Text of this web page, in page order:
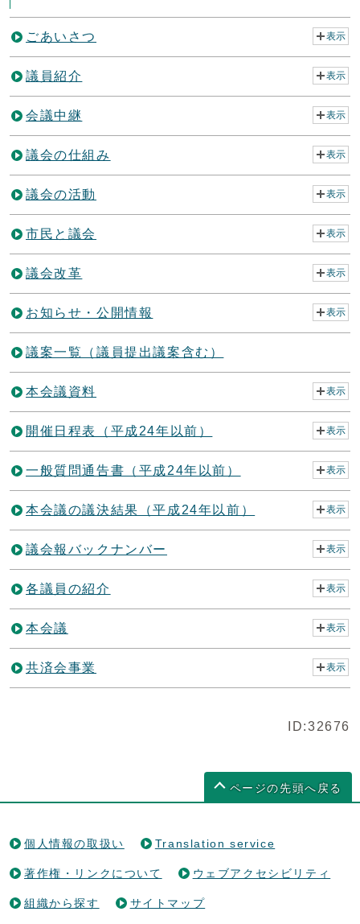
ごあいさつ 表示
議員紹介 表示
会議中継 表示
議会の仕組み 表示
議会の活動 表示
市民と議会 表示
議会改革 表示
お知らせ・公開情報 表示
議案一覧（議員提出議案含む）
本会議資料 表示
開催日程表（平成24年以前） 表示
一般質問通告書（平成24年以前） 表示
本会議の議決結果（平成24年以前） 表示
議会報バックナンバー 表示
各議員の紹介 表示
本会議 表示
共済会事業 表示
ID:32676
ページの先頭へ戻る
個人情報の取扱い Translation service
著作権・リンクについて ウェブアクセシビリティ
組織から探す サイトマップ